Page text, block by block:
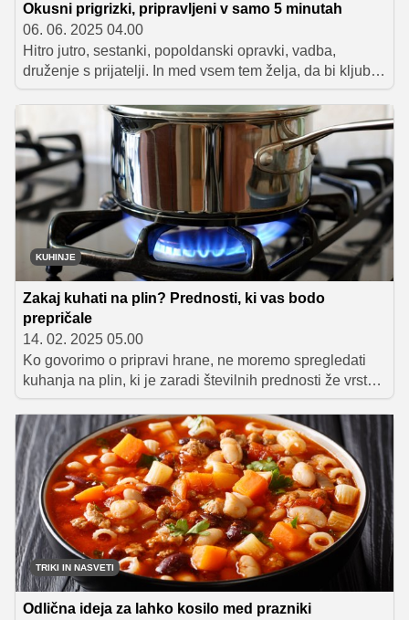
Okusni prigrizki, pripravljeni v samo 5 minutah
06. 06. 2025 04.00
Hitro jutro, sestanki, popoldanski opravki, vadba,
druženje s prijatelji. In med vsem tem želja, da bi kljub
hitremu tempu dneva posegali po malicah, ki vam dajo
energijo, a ne obremenijo telesa. Če ste pogosto na poti
in nočete sklepati kompromisov med okusom, zdravjem
in praktičnostjo, potem so naslednje tri ideje za prigrizke
kot nalašč za vas.
KUHINJE
Zakaj kuhati na plin? Prednosti, ki vas bodo
prepričale
14. 02. 2025 05.00
Ko govorimo o pripravi hrane, ne moremo spregledati
kuhanja na plin, ki je zaradi številnih prednosti že vrsto
let priljubljena izbira tako profesionalnih kot tudi
domačih kuharskih mojstrov. V tem članku bomo
predstavili ključne prednosti kuhanja na plin, ki vam
lahko pomagajo pri bolj učinkoviti pripravi obrokov.
TRIKI IN NASVETI
Odlična ideja za lahko kosilo med prazniki